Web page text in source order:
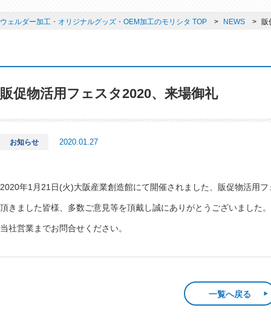
ウェルダー加工・オリジナルグッズ・OEM加工のモリシタ TOP NEWS 販
販促物活用フェスタ2020、来場御礼
お知らせ 2020.01.27
2020年1月21日(火)大阪産業創造館にて開催されました、販促物活用
頂きました皆様、多数ご意見等を頂戴し誠にありがとうございました
当社営業までお問合せください。
一覧へ戻る